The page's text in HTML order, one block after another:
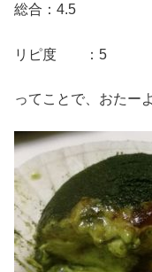
総合：4.5
リピ度 ：5
ってことで、おたー